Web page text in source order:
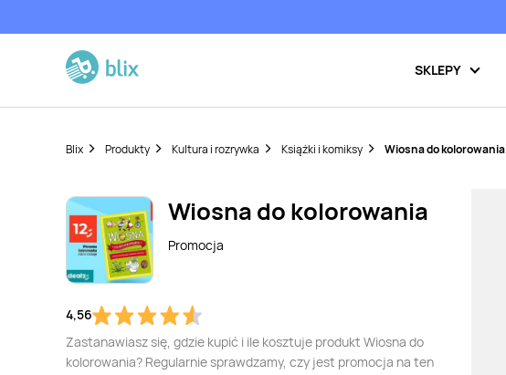
SKLEPY
Blix Produkty Kultura i rozrywka Książki i komiksy Wiosna do kolorowania
Wiosna do kolorowania
Promocja
4,56
Zastanawiasz się, gdzie kupić i ile kosztuje produkt Wiosna do
kolorowania? Regularnie sprawdzamy, czy jest promocja na ten